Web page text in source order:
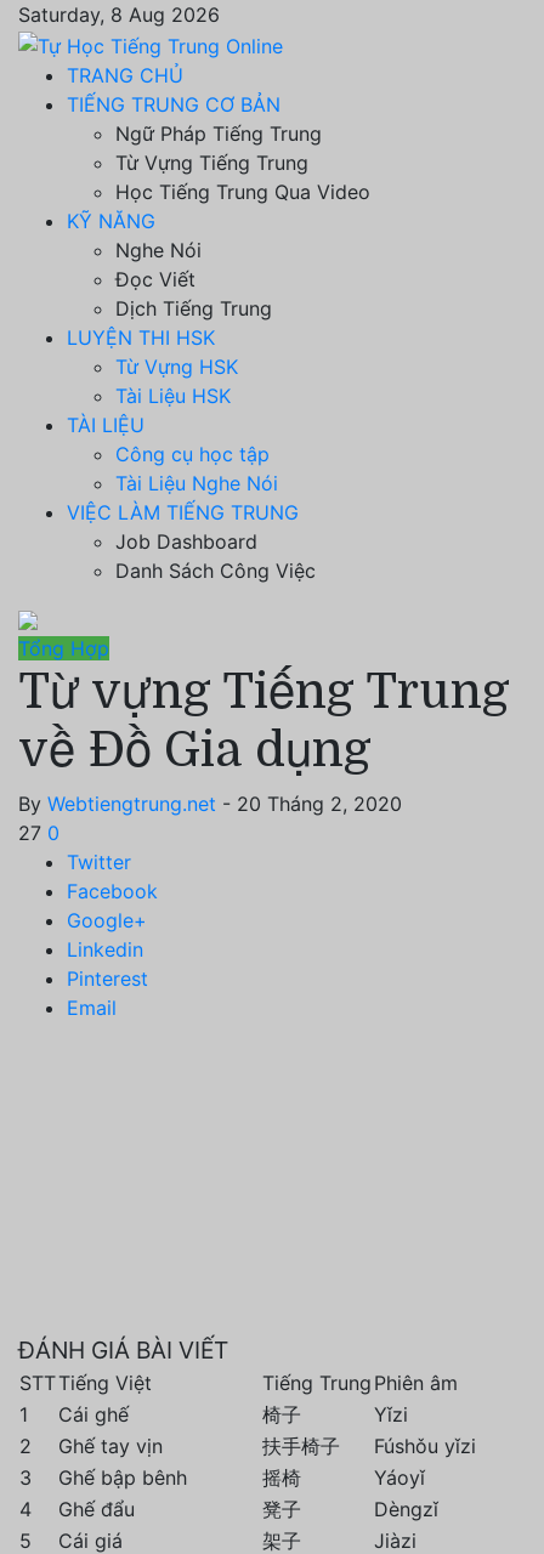
Saturday, 8 Aug 2026
TRANG CHỦ
TIẾNG TRUNG CƠ BẢN
Ngữ Pháp Tiếng Trung
Từ Vựng Tiếng Trung
Học Tiếng Trung Qua Video
KỸ NĂNG
Nghe Nói
Đọc Viết
Dịch Tiếng Trung
LUYỆN THI HSK
Từ Vựng HSK
Tài Liệu HSK
TÀI LIỆU
Công cụ học tập
Tài Liệu Nghe Nói
VIỆC LÀM TIẾNG TRUNG
Job Dashboard
Danh Sách Công Việc
Tổng Hợp
Từ vựng Tiếng Trung
về Đồ Gia dụng
By Webtiengtrung.net - 20 Tháng 2, 2020
27 0
Twitter
Facebook
Google+
Linkedin
Pinterest
Email
ĐÁNH GIÁ BÀI VIẾT
STTTiếng Việt Tiếng Trung Phiên âm
1
Cái ghế 椅子
Yǐzi
2
Ghế tay vịn 扶手椅子
Fúshǒu yǐzi
3
Ghế bập bênh 摇椅
Yáoyǐ
4
Ghế đẩu 凳子
Dèngzǐ
5
Cái giá 架子
Jiàzi